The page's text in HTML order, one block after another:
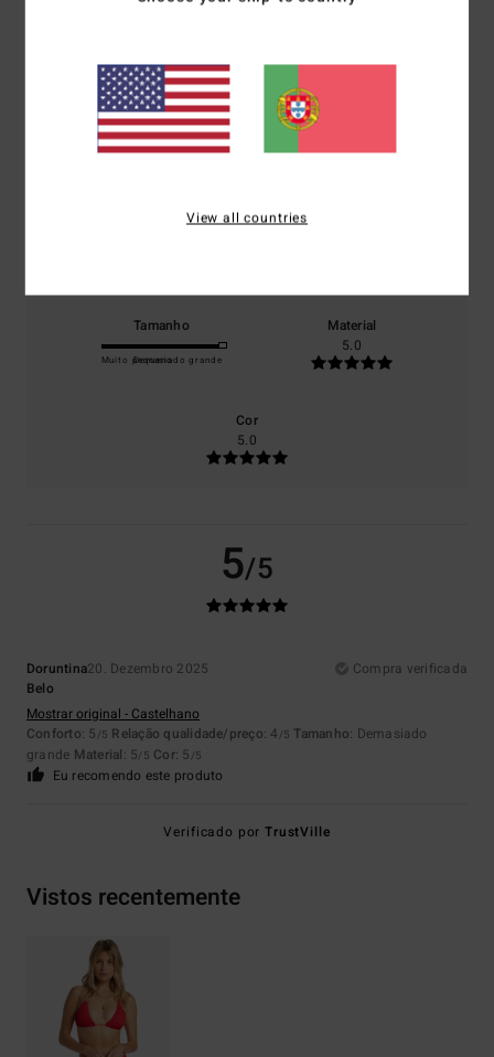
5.0 /5
baseado em1 avaliações verificadasdesde Dezembro 2025
Relação qualidade/preço
Tamanho
Muito pequeno
Demasiado grande
Material
5.0
Cor
5.0
5/5
Doruntina20. Dezembro 2025
Compra verificada
Belo
Mostrar original - Castelhano
Conforto: 5 /5 Relação qualidade/preço: 4 /5 Tamanho: Demasiado
grande Material: 5/5 Cor: 5 /5
Eu recomendo este produto
Verificado porTrustVille
Vistos recentemente
View all countries